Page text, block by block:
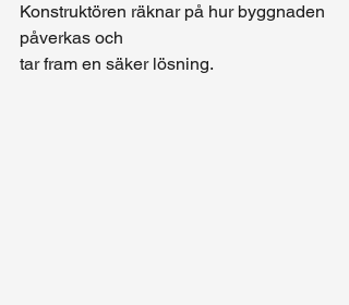
Konstruktören räknar på hur byggnaden
påverkas och
tar fram en säker lösning.